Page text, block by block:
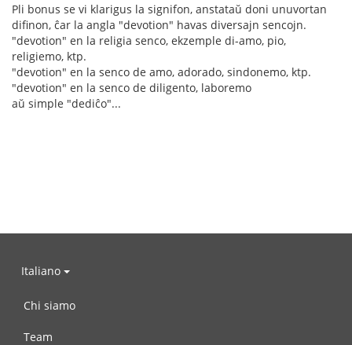
Pli bonus se vi klarigus la signifon, anstataŭ doni unuvortan
difinon, ĉar la angla "devotion" havas diversajn sencojn.
"devotion" en la religia senco, ekzemple di-amo, pio,
religiemo, ktp.
"devotion" en la senco de amo, adorado, sindonemo, ktp.
"devotion" en la senco de diligento, laboremo
aŭ simple "dediĉo"...
Italiano
Chi siamo
Team